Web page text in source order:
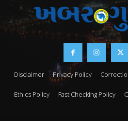
Disclaimer Privacy Policy
Ethics Policy Fast Checking Policy